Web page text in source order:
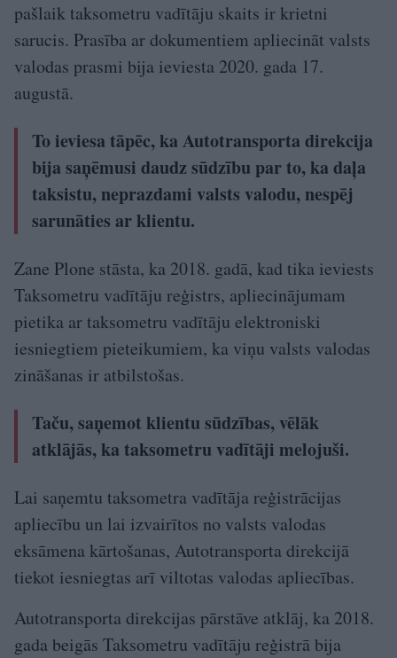
pašlaik taksometru vadītāju skaits ir krietni
sarucis. Prasība ar dokumentiem apliecināt valsts
valodas prasmi bija ieviesta 2020. gada 17.
augustā.
To ieviesa tāpēc, ka Autotransporta direkcija
bija saņēmusi daudz sūdzību par to, ka daļa
taksistu, neprazdami valsts valodu, nespēj
sarunāties ar klientu.
Zane Plone stāsta, ka 2018. gadā, kad tika ieviests
Taksometru vadītāju reģistrs, apliecinājumam
pietika ar taksometru vadītāju elektroniski
iesniegtiem pieteikumiem, ka viņu valsts valodas
zināšanas ir atbilstošas.
Taču, saņemot klientu sūdzības, vēlāk
atklājās, ka taksometru vadītāji melojuši.
Lai saņemtu taksometra vadītāja reģistrācijas
apliecību un lai izvairītos no valsts valodas
eksāmena kārtošanas, Autotransporta direkcijā
tiekot iesniegtas arī viltotas valodas apliecības.
Autotransporta direkcijas pārstāve atklāj, ka 2018.
gada beigās Taksometru vadītāju reģistrā bija